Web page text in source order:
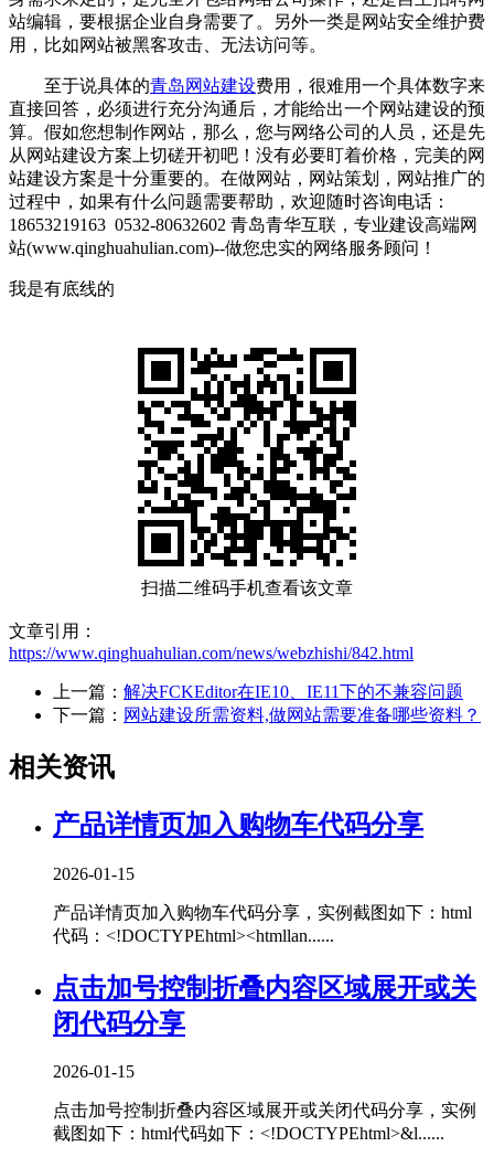
站编辑，要根据企业自身需要了。另外一类是网站安全维护费
用，比如网站被黑客攻击、无法访问等。
至于说具体的青岛网站建设费用，很难用一个具体数字来
直接回答，必须进行充分沟通后，才能给出一个网站建设的预
算。假如您想制作网站，那么，您与网络公司的人员，还是先
从网站建设方案上切磋开初吧！没有必要盯着价格，完美的网
站建设方案是十分重要的。在做网站，网站策划，网站推广的
过程中，如果有什么问题需要帮助，欢迎随时咨询电话：
18653219163 0532-80632602 青岛青华互联，专业建设高端网
站(www.qinghuahulian.com)--做您忠实的网络服务顾问！
我是有底线的
扫描二维码手机查看该文章
文章引用：
https://www.qinghuahulian.com/news/webzhishi/842.html
上一篇： 解决FCKEditor在IE10、IE11下的不兼容问题
下一篇： 网站建设所需资料,做网站需要准备哪些资料？
相关资讯
产品详情页加入购物车代码分享
2026-01-15
产品详情页加入购物车代码分享，实例截图如下：html
代码：<!DOCTYPEhtml><htmllan......
点击加号控制折叠内容区域展开或关
闭代码分享
2026-01-15
点击加号控制折叠内容区域展开或关闭代码分享，实例
截图如下：html代码如下：<!DOCTYPEhtml>&l......